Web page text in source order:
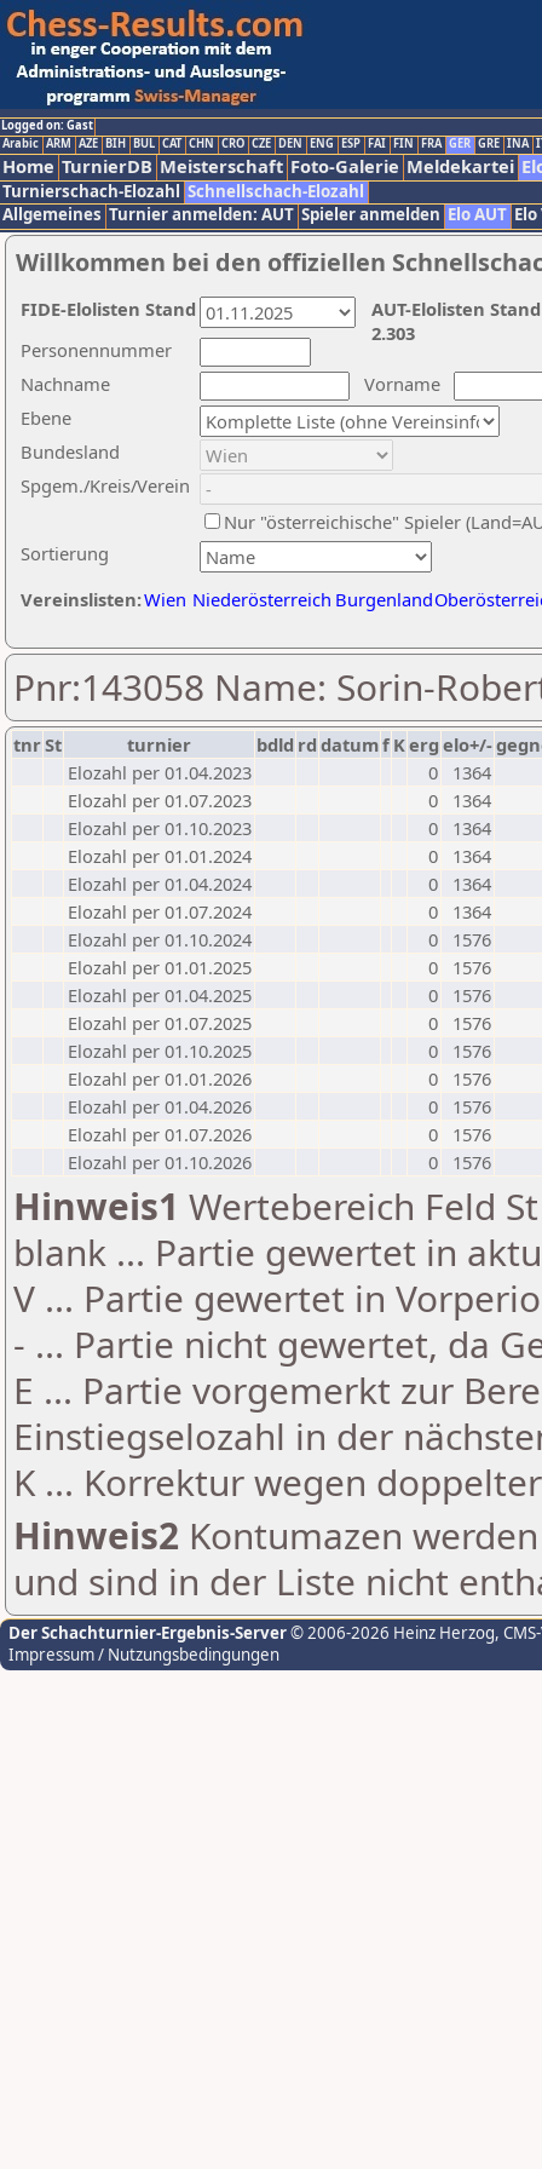
Logged on: Gast
Arabic ARM AZE BIH BUL CAT CHN CRO CZE DEN ENG ESP FAI FIN FRA GER GRE INA
Home TurnierDB Meisterschaft Foto-Galerie Meldekartei
Turnierschach-Elozahl Schnellschach-Elozahl
Allgemeines Turnier anmelden: AUT Spieler anmelden Elo AUT
Willkommen bei den offiziellen
Nachname
Vorname
Ebene
Sortierung
Personennummer
Bundesland
Spgem./Kreis/Verein
Nur "österreichische" Spieler
Vereinslisten:Wien Niederösterreich Burgenland
AUT-Elolisten
2.303
FIDE-Elolisten Stand
Pnr:143058 Name: Sorin-
tnrSt turnier bdld rd datumf Kerg elo+/-
Elozahl per 01.04.2023
0
1364
Elozahl per 01.07.2023
0
1364
Elozahl per 01.10.2023
0
1364
Elozahl per 01.01.2024
0
1364
Elozahl per 01.04.2024
0
1364
Elozahl per 01.07.2024
0
1364
Elozahl per 01.10.2024
0
1576
Elozahl per 01.01.2025
0
1576
Elozahl per 01.04.2025
0
1576
Elozahl per 01.07.2025
0
1576
Elozahl per 01.10.2025
0
1576
Elozahl per 01.01.2026
0
1576
Elozahl per 01.04.2026
0
1576
Elozahl per 01.07.2026
0
1576
Elozahl per 01.10.2026
0 1576
Hinweis1 Wertebereich Feld
blank ... Partie gewertet in
V ... Partie gewertet in
- ... Partie nicht gewertet, da
E ... Partie vorgemerkt zur
Einstiegselozahl in der
K ... Korrektur wegen
Hinweis2 Kontumazen
und sind in der Liste nicht
Der Schachturnier-Ergebnis-Server© 2006-2026 Heinz Herzog,
Impressum / Nutzungsbedingungen